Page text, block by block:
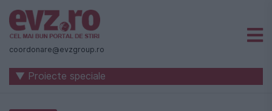
Știri
naționale
internaționale
coordonare@evzgroup.ro
▼ Proiecte speciale